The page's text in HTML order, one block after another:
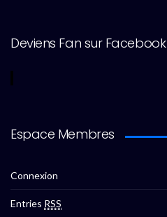
Deviens Fan sur Facebook
Espace Membres
Connexion
Entries RSS